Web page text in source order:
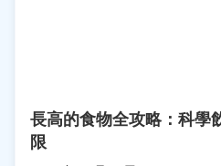
長高的食物全攻略：科學
限